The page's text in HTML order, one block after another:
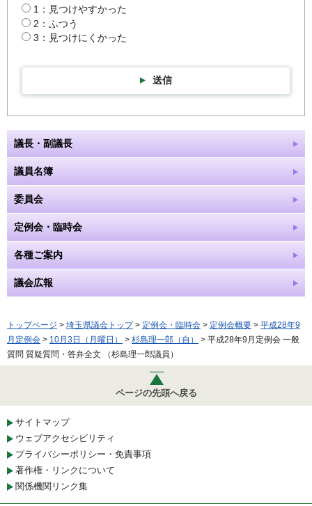
1：見つけやすかった
2：ふつう
3：見つけにくかった
送信
議長・副議長
議員名簿
委員会
定例会・臨時会
各種ご案内
議会広報
トップページ > 埼玉県議会トップ> 定例会・臨時会 > 定例会概要 > 平成28年9
月定例会 > 10月3日（月曜日） > 杉島理一郎（自）
> 平成28年9月定例会 一般
質問 質疑質問・答弁全文 （杉島理一郎議員）
ページの先頭へ戻る
サイトマップ
ウェブアクセシビリティ
プライバシーポリシー・免責事項
著作権・リンクについて
関係機関リンク集